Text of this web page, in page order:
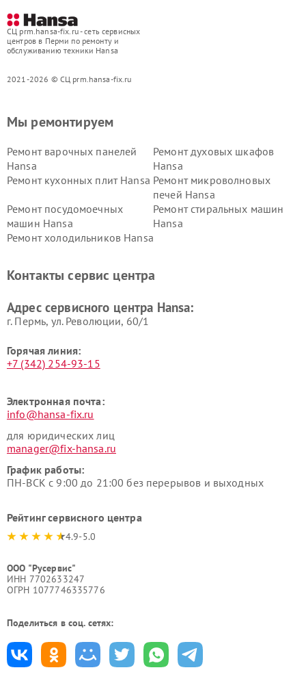
СЦ prm.hansa-fix.ru - сеть сервисных
центров в Перми по ремонту и
обслуживанию техники Hansa
2021-2026 © СЦ prm.hansa-fix.ru
Мы ремонтируем
Ремонт варочных панелей
Hansa
Ремонт духовых шкафов
Hansa
Ремонт кухонных плит Hansa Ремонт микроволновых
печей Hansa
Ремонт посудомоечных
машин Hansa
Ремонт стиральных машин
Hansa
Ремонт холодильников Hansa
Контакты сервис центра
Адрес сервисного центра Hansa:
г. Пермь, ул. ​Революции, 60/1
Горячая линия:
+7 (342) 254-93-15
Электронная почта:
info@hansa-fix.ru
для юридических лиц
manager@fix-hansa.ru
График работы:
ПН-ВСК с 9:00 до 21:00 без перерывов и выходных
Рейтинг сервисного центра
4.9-5.0
ООО "Русервис"
ИНН 7702633247
ОГРН 1077746335776
Поделиться в соц. сетях: